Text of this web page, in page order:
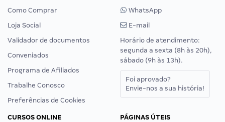
Como Comprar
Loja Social
Validador de documentos
Conveniados
Programa de Afiliados
Trabalhe Conosco
Preferências de Cookies
WhatsApp
E-mail
Horário de atendimento:
segunda a sexta (8h às 20h),
sábado (9h às 13h).
Foi aprovado?
Envie-nos a sua história!
CURSOS ONLINE
PÁGINAS ÚTEIS